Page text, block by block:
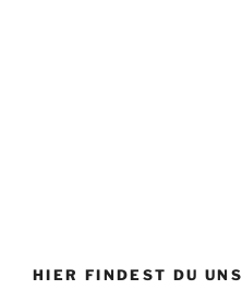
HIER FINDEST DU UNS